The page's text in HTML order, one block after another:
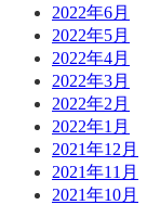
2022年6月
2022年5月
2022年4月
2022年3月
2022年2月
2022年1月
2021年12月
2021年11月
2021年10月